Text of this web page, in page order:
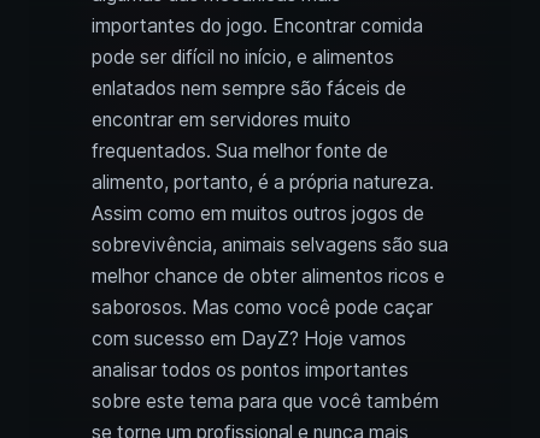
importantes do jogo. Encontrar comida
pode ser difícil no início, e alimentos
enlatados nem sempre são fáceis de
encontrar em servidores muito
frequentados. Sua melhor fonte de
alimento, portanto, é a própria natureza.
Assim como em muitos outros jogos de
sobrevivência, animais selvagens são sua
melhor chance de obter alimentos ricos e
saborosos. Mas como você pode caçar
com sucesso em DayZ? Hoje vamos
analisar todos os pontos importantes
sobre este tema para que você também
se torne um profissional e nunca mais